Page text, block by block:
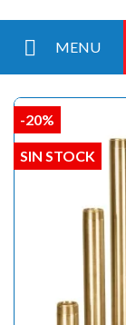
MENU
-20%
SIN STOCK